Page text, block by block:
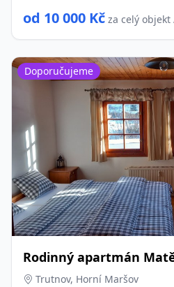
od 10 000 Kč za celý objekt
Rodinný apartmán
Trutnov, Horní Maršov
Doporučujeme